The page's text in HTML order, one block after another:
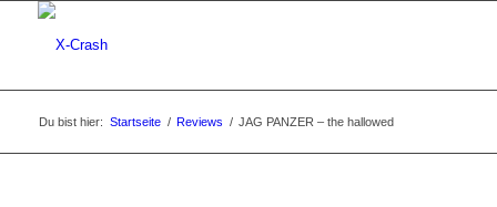
Du bist hier: Startseite / Reviews / JAG PANZER – the hallowed